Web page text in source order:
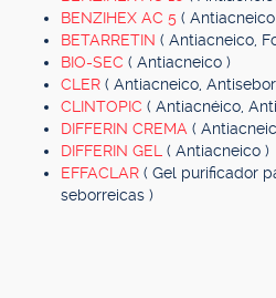
BENZIHEX AC 5 (
BETARRETIN ( Antiacneico,
BIO-SEC ( Antiacneico )
CLER ( Antiacneico,
CLINTOPIC ( Antiacnéico,
DIFFERIN CREMA (
DIFFERIN GEL ( Antiacneico )
EFFACLAR ( Gel purificador
seborreicas )